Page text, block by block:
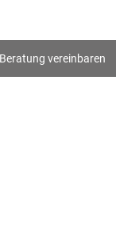
Beratung vereinbaren